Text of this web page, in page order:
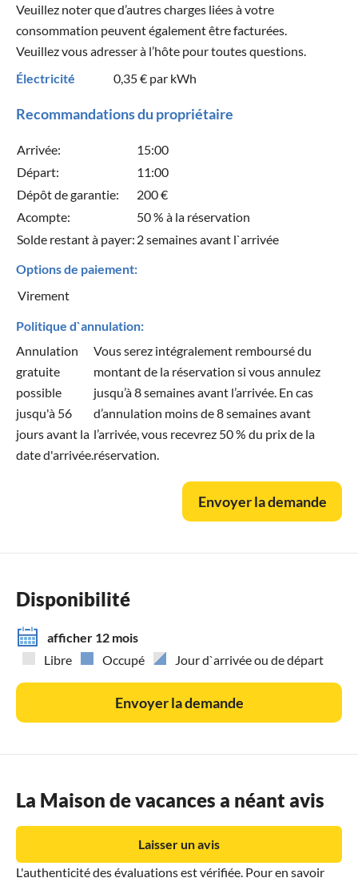
Veuillez noter que d’autres charges liées à votre
consommation peuvent également être facturées.
Veuillez vous adresser à l’hôte pour toutes questions.
Électricité
0,35 € par kWh
Recommandations du propriétaire
Arrivée:
15:00
Départ:
11:00
Dépôt de garantie:
200 €
Acompte:
50 % à la réservation
Solde restant à payer: 2 semaines avant l`arrivée
Options de paiement:
Virement
Politique d`annulation:
Annulation
gratuite
possible
jusqu'à 56
jours avant la
date d'arrivée.
Vous serez intégralement remboursé du
montant de la réservation si vous annulez
jusqu’à 8 semaines avant l’arrivée. En cas
d’annulation moins de 8 semaines avant
l’arrivée, vous recevrez 50 % du prix de la
réservation.
Envoyer la demande
Disponibilité
afficher 12 mois
Libre
Occupé Jour d`arrivée ou de départ
Envoyer la demande
La Maison de vacances a néant avis
L'authenticité des évaluations est vérifiée. Pour en savoir
Laisser un avis